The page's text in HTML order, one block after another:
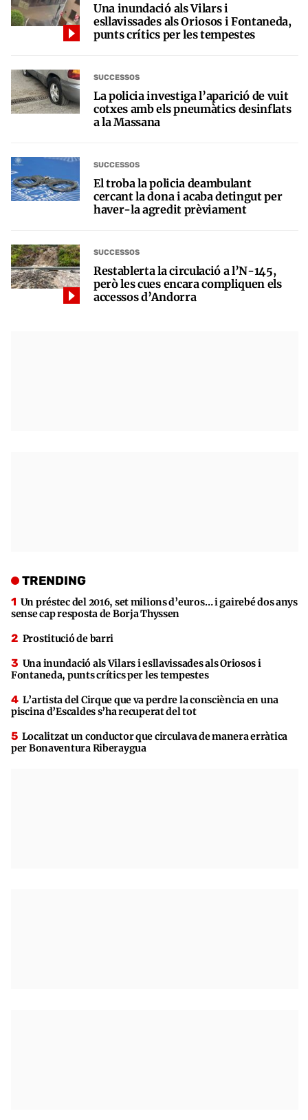
Una inundació als Vilars i
esllavissades als Oriosos i Fontaneda,
punts crítics per les tempestes
SUCCESSOS
La policia investiga l’aparició de vuit
cotxes amb els pneumàtics desinflats
a la Massana
SUCCESSOS
El troba la policia deambulant
cercant la dona i acaba detingut per
haver-la agredit prèviament
SUCCESSOS
Restablerta la circulació a l’N-145,
però les cues encara compliquen els
accessos d’Andorra
TRENDING
Un préstec del 2016, set milions d’euros… i gairebé dos anys
sense cap resposta de Borja Thyssen
Prostitució de barri
Una inundació als Vilars i esllavissades als Oriosos i
Fontaneda, punts crítics per les tempestes
L’artista del Cirque que va perdre la consciència en una
piscina d’Escaldes s’ha recuperat del tot
Localitzat un conductor que circulava de manera erràtica
per Bonaventura Riberaygua